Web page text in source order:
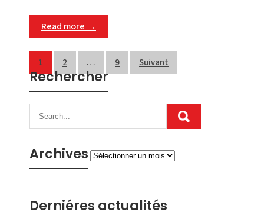
Read more →
Pagination
des
publications
1 2 … 9 Suivant
Rechercher
ArchivesArchives
Derniéres actualités